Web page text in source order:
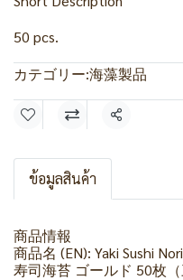
50 pcs.
カテゴリー:海藻製品
共有
ข้อมูลสินค้า
商品情報
商品名 (EN): Yaki Sushi
寿司海苔 ゴールド 50枚（